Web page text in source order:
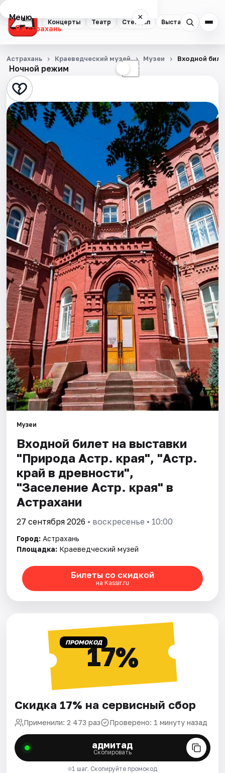
Концерты Театр Стендап Выставки
Меню ×
Астрахань
Концерты
Театр
Стендап
Выставки
Квесты
Экскурсии
Спорт
События
Города
Площадки
Артисты
Рейтинги
Ночной режим ☾
Астрахань Краеведческий музей Музеи Входной
Музеи
Входной билет на выставки
"Природа Астр. края", "Астр.
край в древности",
"Заселение Астр. края" в
Астрахани
27 сентября 2026 • воскресенье • 10:00
Город: Астрахань
Площадка: Краеведческий музей
Билеты со скидкой
на Kassir.ru
ПРОМОКОД17%
Скидка 17% на сервисный сбор
Применили: 2 473 раз Проверено: 1 минуту назад
адмитад
Скопировать
1 шаг. Скопируйте промокод